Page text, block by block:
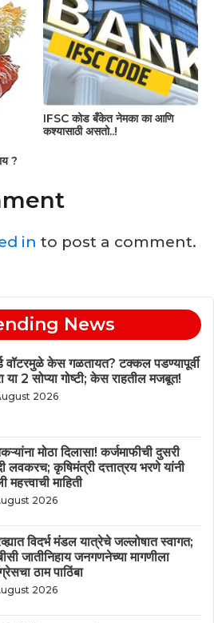
?
IFSC कोड बँकेत नेमका का आणि
कश्यासाठी असतो..!
in to post a comment.
News
वॉटरमुळे केस गळतायत? टक्कल पडण्यापूर्वी
या 2 सोप्या गोष्टी; केस राहतील मजबूत!
2026
मोठा दिलासा! कर्जमाफीची दुसरी
लवकरच; कृषिमंत्री दत्तात्रय भरणे यांनी
महत्त्वाची माहिती
2026
विदर्भ मंडल यात्रेचे जल्लोषात स्वागत;
जातीनिहाय जनगणनेच्या मागणीला
ठाम पाठिंबा
2026